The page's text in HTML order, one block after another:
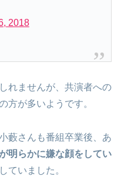
2018
れませんが、共演者への
方が多いようです。
藪さんも番組卒業後、あ
が明らかに嫌な顔をしてい
ていました。